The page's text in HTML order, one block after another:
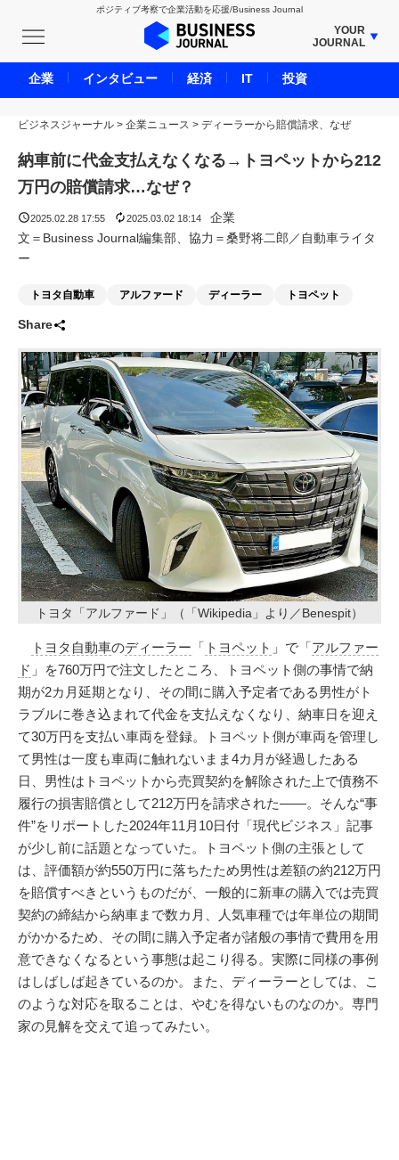
ポジティブ考察で企業活動を応援/Business Journal
YOUR
JOURNAL
BUSINESS JOURNAL
UNICORN JOURNAL
CARBON CREDITS JOURNAL
IVS JOURNAL
ENERGY MANAGEMENT JOURNAL
LIFE ENDING JOURNAL
ADOPTABLE DOG JOURNAL
ビジネスジャーナル > 企業ニュース > ディーラーから賠償請求、なぜ
納車前に代金支払えなくなる→トヨペットから212
万円の賠償請求…なぜ？
2025.02.28 17:55 2025.03.02 18:14
企業
文＝Business Journal編集部、協力＝桑野将二郎／自動車ライタ
ー
トヨタ自動車 アルファード ディーラー トヨペット
Share
トヨタ「アルファード」（「Wikipedia」より／Benespit）
トヨタ自動車のディーラー 「 トヨペット 」で「アルファー
ド 」を760万円で注文したところ、トヨペット側の事情で納
期が2カ月延期となり、その間に購入予定者である男性がト
ラブルに巻き込まれて代金を支払えなくなり、納車日を迎え
て30万円を支払い車両を登録。トヨペット側が車両を管理し
て男性は一度も車両に触れないまま4カ月が経過したある
日、男性はトヨペットから売買契約を解除された上で債務不
履行の損害賠償として212万円を請求された――。そんな“事
件”をリポートした2024年11月10日付「現代ビジネス」記事
が少し前に話題となっていた。トヨペット側の主張として
は、評価額が約550万円に落ちたため男性は差額の約212万円
を賠償すべきというものだが、一般的に新車の購入では売買
契約の締結から納車まで数カ月、人気車種では年単位の期間
がかかるため、その間に購入予定者が諸般の事情で費用を用
意できなくなるという事態は起こり得る。実際に同様の事例
はしばしば起きているのか。また、ディーラーとしては、こ
のような対応を取ることは、やむを得ないものなのか。専門
家の見解を交えて追ってみたい。
企業 インタビュー 経済 IT 投資